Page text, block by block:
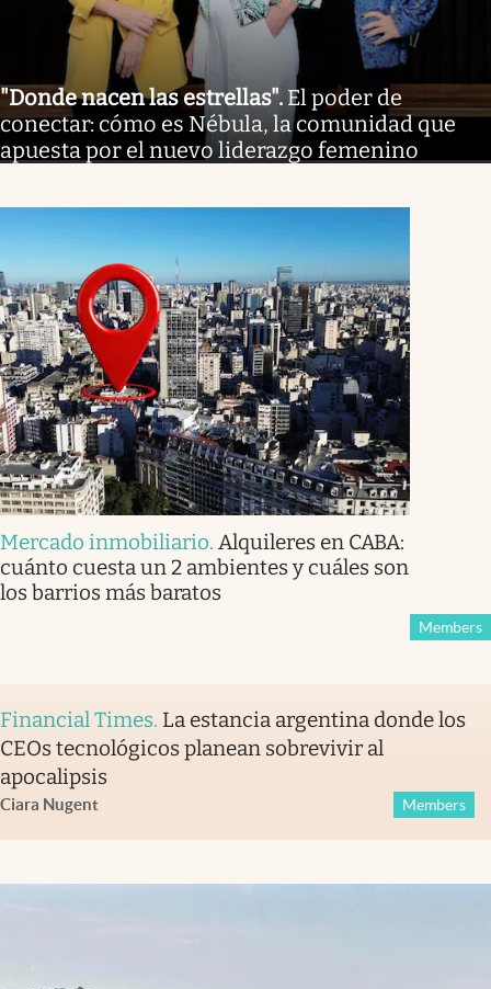
"Donde nacen las estrellas". El poder de
conectar: cómo es Nébula, la comunidad que
apuesta por el nuevo liderazgo femenino
Mercado inmobiliario. Alquileres en CABA:
cuánto cuesta un 2 ambientes y cuáles son
los barrios más baratos
Members
Financial Times. La estancia argentina donde los
CEOs tecnológicos planean sobrevivir al
apocalipsis
Ciara Nugent Members